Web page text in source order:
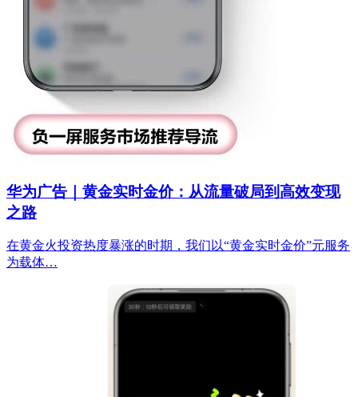
华为广告｜黄金实时金价：从流量破局到高效变现
之路
在黄金火投资热度暴涨的时期，我们以“黄金实时金价”元服务
为载体…